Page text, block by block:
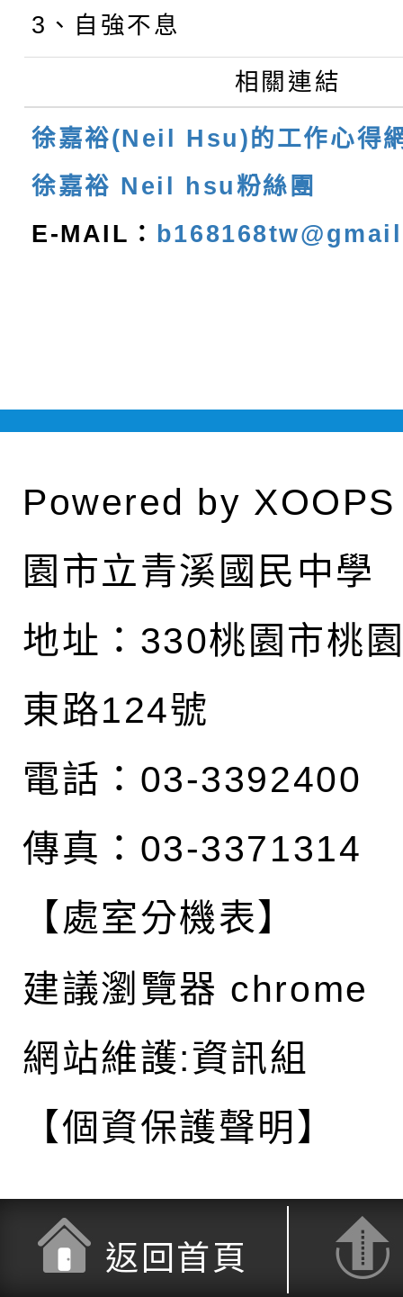
3、自強不息
相關連結
徐嘉裕(Neil Hsu)的工作心得
徐嘉裕 Neil hsu粉絲團
E-MAIL：
Powered by XOOPS
園市立青溪國民中學
地址： 330桃園市桃
東路124號
電話：03-3392400
傳真：03-3371314
【處室分機表】
建議瀏覽器 chrome
網站維護:資訊組
【個資保護聲明】
返回首頁